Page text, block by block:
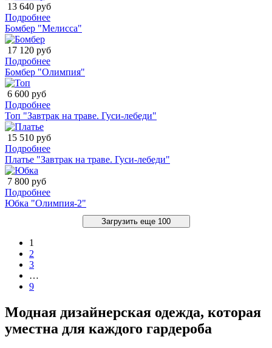
13 640 руб
Подробнее
Бомбер "Мелисса"
17 120 руб
Подробнее
Бомбер "Олимпия"
6 600 руб
Подробнее
Топ "Завтрак на траве. Гуси-лебеди"
15 510 руб
Подробнее
Платье "Завтрак на траве. Гуси-лебеди"
7 800 руб
Подробнее
Юбка "Олимпия-2"
Загрузить еще 100
1
2
3
…
9
Модная дизайнерская одежда, которая
уместна для каждого гардероба